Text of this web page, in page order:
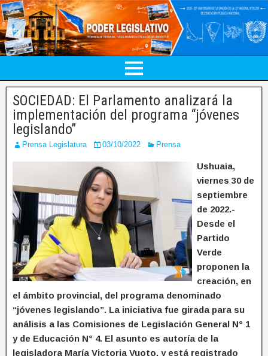
SOCIEDAD: El Parlamento analizará la
implementación del programa “jóvenes
legislando”
Prensa Legislatura 03/10/2022 Prensa
Ushuaia,
viernes 30 de
septiembre
de 2022.-
Desde el
Partido
Verde
proponen la
creación, en
el ámbito provincial, del programa denominado
“jóvenes legislando”. La iniciativa fue girada para su
análisis a las Comisiones de Legislación General N° 1
y de Educación N° 4. El asunto es autoría de la
legisladora María Victoria Vuoto, y está registrado